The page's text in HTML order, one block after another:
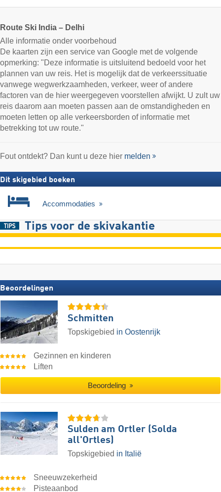
Route Ski India – Delhi
Alle informatie onder voorbehoud
De kaarten zijn een service van Google met de volgende
opmerking: "Deze informatie is uitsluitend bedoeld voor het
plannen van uw reis. Het is mogelijk dat de verkeerssituatie
vanwege wegwerkzaamheden, verkeer, weer of andere
factoren van de hier weergegeven voorstellen afwijkt. U zult uw
reis daarom aan moeten passen aan de omstandigheden en
moeten letten op alle verkeersborden of informatie met
betrekking tot uw route."
Fout ontdekt? Dan kunt u deze hier melden
Dit skigebied boeken
Accommodaties
Tips voor de skivakantie
Beoordelingen
Schmitten
Topskigebied in Oostenrijk
Gezinnen en kinderen
Liften
Beoordeling
Sulden am Ortler (Solda
all'Ortles)
Topskigebied in Italië
Sneeuwzekerheid
Pisteaanbod